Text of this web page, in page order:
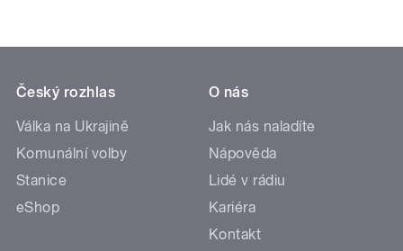
Český rozhlas
Válka na Ukrajině
Komunální volby
Stanice
eShop
O nás
Jak nás naladíte
Nápověda
Lidé v rádiu
Kariéra
Kontakt